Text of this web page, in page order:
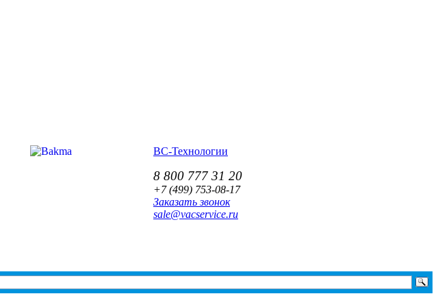
ВС-Технологии
8 800 777 31 20
+7 (499) 753-08-17
Заказать звонок
sale@vacservice.ru